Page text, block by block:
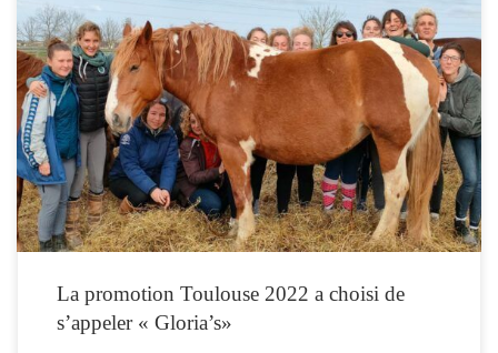
La 11e promotion de l'IFEq a décidé de porter le nom de "Gloria's"
La promotion Toulouse 2022 a choisi de
s’appeler « Gloria’s»